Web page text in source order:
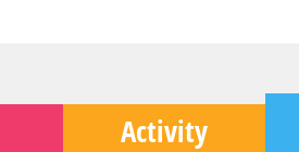
Activity